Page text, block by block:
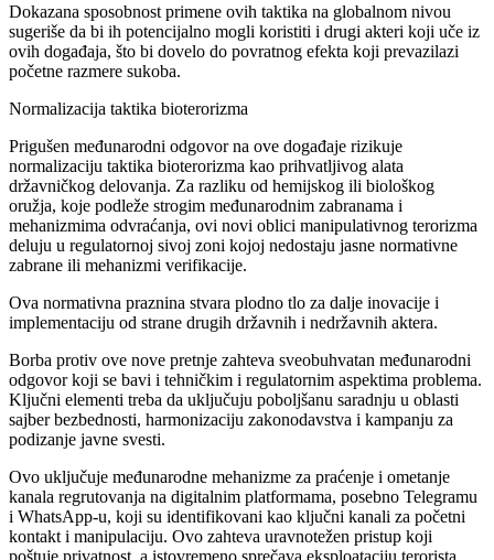
Dokazana sposobnost primene ovih taktika na globalnom nivou
sugeriše da bi ih potencijalno mogli koristiti i drugi akteri koji uče iz
ovih događaja, što bi dovelo do povratnog efekta koji prevazilazi
početne razmere sukoba.
Normalizacija taktika bioterorizma
Prigušen međunarodni odgovor na ove događaje rizikuje
normalizaciju taktika bioterorizma kao prihvatljivog alata
državničkog delovanja. Za razliku od hemijskog ili biološkog
oružja, koje podleže strogim međunarodnim zabranama i
mehanizmima odvraćanja, ovi novi oblici manipulativnog terorizma
deluju u regulatornoj sivoj zoni kojoj nedostaju jasne normativne
zabrane ili mehanizmi verifikacije.
Ova normativna praznina stvara plodno tlo za dalje inovacije i
implementaciju od strane drugih državnih i nedržavnih aktera.
Borba protiv ove nove pretnje zahteva sveobuhvatan međunarodni
odgovor koji se bavi i tehničkim i regulatornim aspektima problema.
Ključni elementi treba da uključuju poboljšanu saradnju u oblasti
sajber bezbednosti, harmonizaciju zakonodavstva i kampanju za
podizanje javne svesti.
Ovo uključuje međunarodne mehanizme za praćenje i ometanje
kanala regrutovanja na digitalnim platformama, posebno Telegramu
i WhatsApp-u, koji su identifikovani kao ključni kanali za početni
kontakt i manipulaciju. Ovo zahteva uravnotežen pristup koji
poštuje privatnost, a istovremeno sprečava eksploataciju terorista.